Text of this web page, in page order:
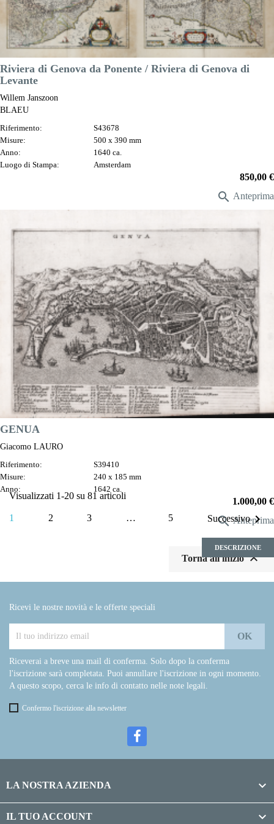
Luogo di Stampa:
Amsterdam
Prezzo
600,00 €
Anteprima
Riviera di Genova da Ponente / Riviera di Genova di
Levante
Willem Janszoon
BLAEU
Riferimento:
S43678
Misure:
500 x 390 mm
Anno:
1640 ca.
Luogo di Stampa:
Amsterdam
Prezzo
850,00 €
 Anteprima
GENUA
Giacomo LAURO
Riferimento:
S39410
Misure:
240 x 185 mm
Anno:
1642 ca.
Prezzo
1.000,00 €
Anteprima
DESCRIZIONE
Visualizzati 1-20 su 81 articoli
1 2 3 … 5 Successivo
Torna all'inizio
Ricevi le nostre novità e le offerte speciali
Riceverai a breve una mail di conferma. Solo dopo la conferma
l'iscrizione sarà completata. Puoi annullare l'iscrizione in ogni momento.
A questo scopo, cerca le info di contatto nelle note legali.
Confermo l'iscrizione alla newsletter
LA NOSTRA AZIENDA 
IL TUO ACCOUNT 